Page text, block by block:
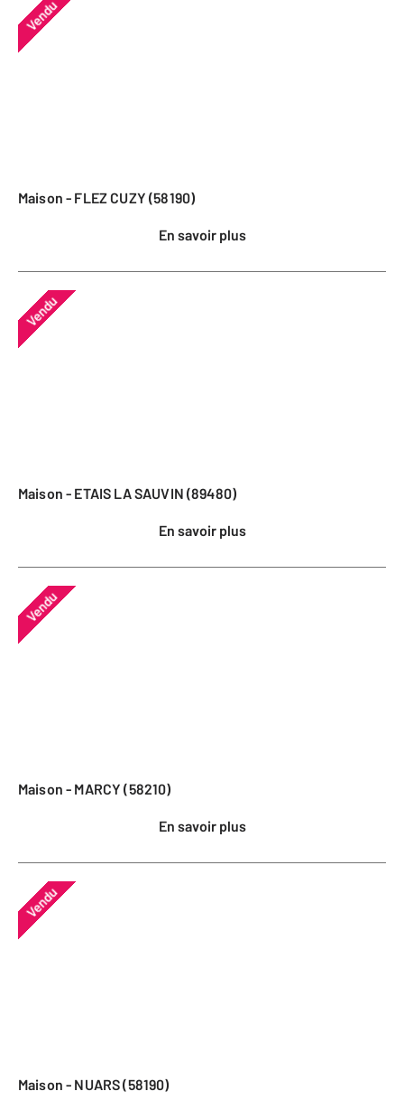
Vendu
Maison - FLEZ CUZY (58190)
En savoir plus
Vendu
Maison - ETAIS LA SAUVIN (89480)
En savoir plus
Vendu
Maison - MARCY (58210)
En savoir plus
Vendu
Maison - NUARS (58190)